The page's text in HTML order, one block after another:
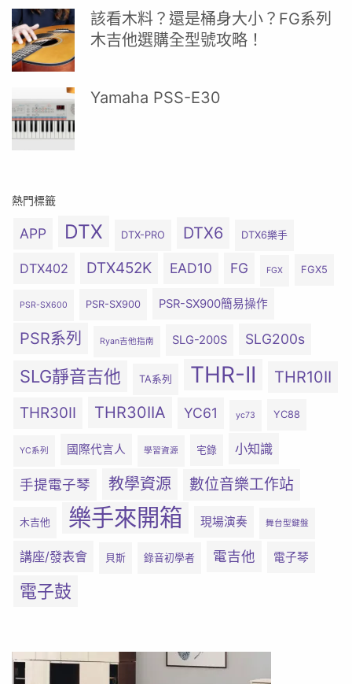
該看木料？還是桶身大小？FG系列
木吉他選購全型號攻略！
Yamaha PSS-E30
熱門標籤
APP DTX DTX-PRO DTX6 DTX6樂手
DTX402 DTX452K EAD10 FG FGX FGX5
PSR-SX600 PSR-SX900 PSR-SX900簡易操作
PSR系列 Ryan吉他指南 SLG-200S SLG200s
SLG靜音吉他 TA系列 THR-II THR10II
THR30II THR30IIA YC61 yc73 YC88
YC系列 國際代言人 學習資源 宅錄 小知識
手提電子琴 教學資源 數位音樂工作站
木吉他 樂手來開箱 現場演奏 舞台型鍵盤
講座/發表會 貝斯 錄音初學者 電吉他 電子琴
電子鼓